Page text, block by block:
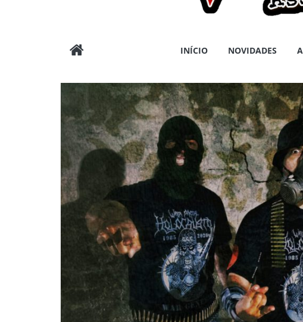
Wargods
Press
Assessoria
Conteúdos
INÍCIO NOVIDADES